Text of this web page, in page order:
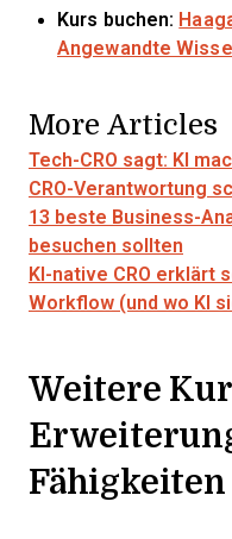
Kurs buchen:
Angewandte
More Articles
Tech-CRO sagt: KI
CRO-Verantwortung
13 beste Business-
besuchen sollten
KI-native CRO erklärt
Workflow (und wo KI
Weitere
Fähigkeiten